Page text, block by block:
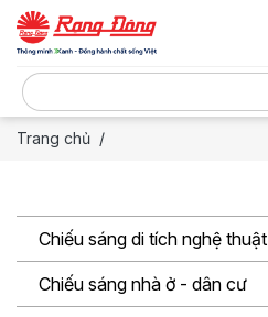
Trang chủ
Chiếu sáng di tích nghệ thuật
Chiếu sáng nhà ở - dân cư